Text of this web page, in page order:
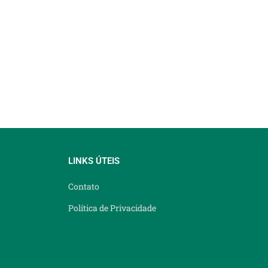
LINKS ÚTEIS
Contato
Política de Privacidade